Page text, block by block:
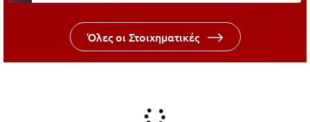
Όλες οι Στοιχηματικές